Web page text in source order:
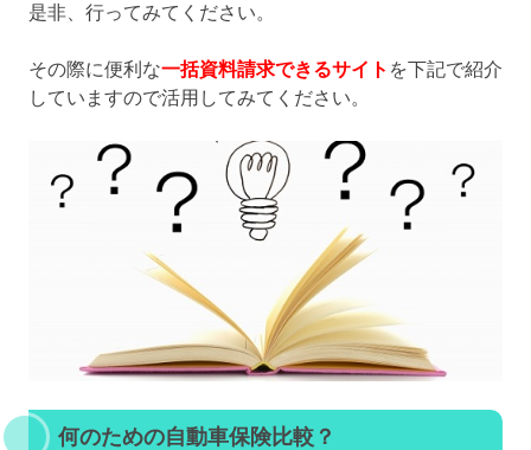
是非、行ってみてください。
その際に便利な一括資料請求できるサイト を下記で紹介
していますので活用してみてください。
何のための自動車保険比較？